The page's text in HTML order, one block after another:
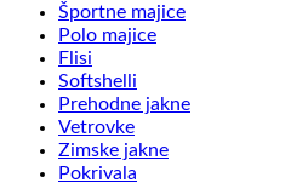
Športne majice
Polo majice
Flisi
Softshelli
Prehodne jakne
Vetrovke
Zimske jakne
Pokrivala